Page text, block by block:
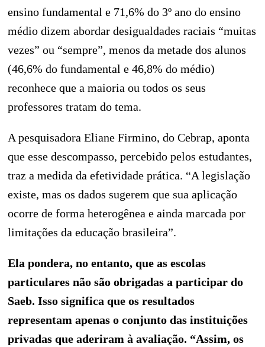
ensino fundamental e 71,6% do 3º ano do ensino
médio dizem abordar desigualdades raciais “muitas
vezes” ou “sempre”, menos da metade dos alunos
(46,6% do fundamental e 46,8% do médio)
reconhece que a maioria ou todos os seus
professores tratam do tema.
A pesquisadora Eliane Firmino, do Cebrap, aponta
que esse descompasso, percebido pelos estudantes,
traz a medida da efetividade prática. “A legislação
existe, mas os dados sugerem que sua aplicação
ocorre de forma heterogênea e ainda marcada por
limitações da educação brasileira”.
Ela pondera, no entanto, que as escolas
particulares não são obrigadas a participar do
Saeb. Isso significa que os resultados
representam apenas o conjunto das instituições
privadas que aderiram à avaliação. “Assim, os